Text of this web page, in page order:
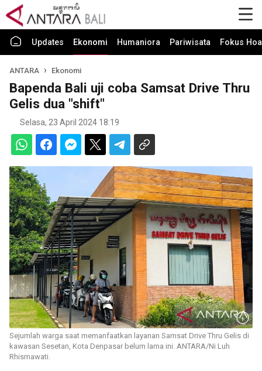
Updates Ekonomi Humaniora Pariwisata Fokus
ANTARA Ekonomi
Bapenda Bali uji coba Samsat Drive Thru
Gelis dua "shift"
Selasa, 23 April 2024 18:19
Sejumlah warga saat memanfaatkan layanan Samsat Drive Thru Gelis di
kawasan Sesetan, Kota Denpasar belum lama ini. ANTARA/Ni Luh
Rhismawati.